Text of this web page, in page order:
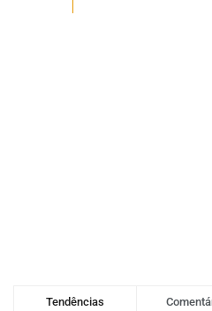
Tendências